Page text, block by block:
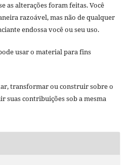
as alterações foram feitas. Você
razoável, mas não de qualquer
endossa você ou seu uso.
usar o material para fins
transformar ou construir sobre o
suas contribuições sob a mesma